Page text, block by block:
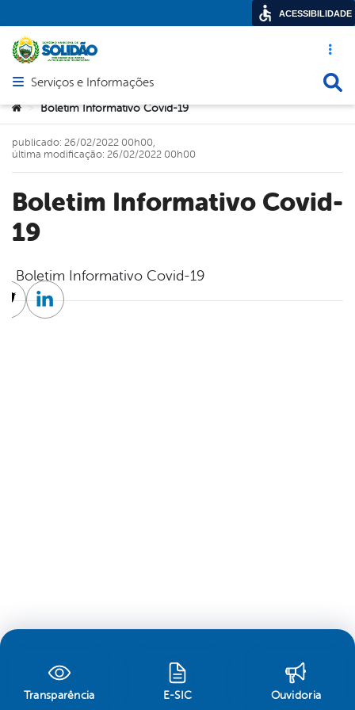
Acesso
Abrir menu principal de navegação
Serviços e Informações
Você está aqui:
> Boletim Informativo Covid-19
Boletim Informativo Covid-
19
publicado: 26/02/2022 00h00,
última modificação: 26/02/2022 00h00
Boletim Informativo Covid-19
TwitterLinkedin
Transparência E-SIC Ouvidoria
ACESSIBILIDADE